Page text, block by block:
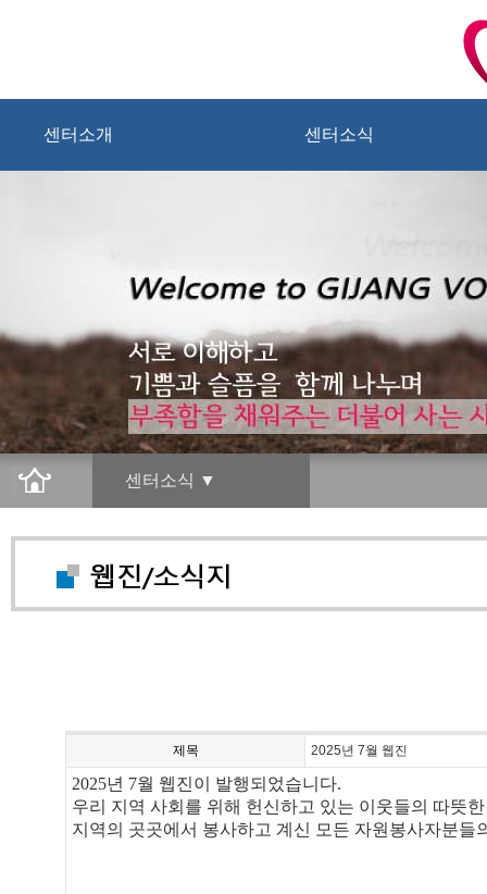
센터소개 센터소식
센터소식 ▼
제목 2025년 7월 웹진
2025년 7월 웹진이 발행되었습니다.
우리 지역 사회를 위해 헌신하고 있는 이웃들의 따뜻
지역의 곳곳에서 봉사하고 계신 모든 자원봉사자분들